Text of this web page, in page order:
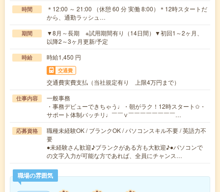
時間
＊12:00 ～ 21:00 （休憩 60 分 実働 8:00）＊12時スタートだ
から、通勤ラッシュ…
期間
▼8月～長期 ※試用期間有り（14日間）▼初回1～2ヶ月、
以降2～3ヶ月更新/予定
時給 時給1,450 円
交通費
交通費実費支払（当社規定有り 上限4万円まで）
仕事内容
一般事務
・事務デビューできちゃう♩・朝がラク！12時スタート✩・
サポート体制バッチリ♩￣￣∨￣￣￣￣￣￣￣￣…
応募資格
職種未経験OK / ブランクOK / パソコンスキル不要 / 英語力不
要
●未経験さん歓迎♪ブランクがある方も大歓迎♪●パソコンで
の文字入力が可能な方であれば、全員にチャンス…
職場の雰囲気